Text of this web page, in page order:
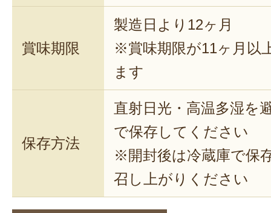
賞味期限
製造日より12ヶ月
※賞味期限が11ヶ月以
ます
保存方法
直射日光・高温多湿を
で保存してください
※開封後は冷蔵庫で保
召し上がりください